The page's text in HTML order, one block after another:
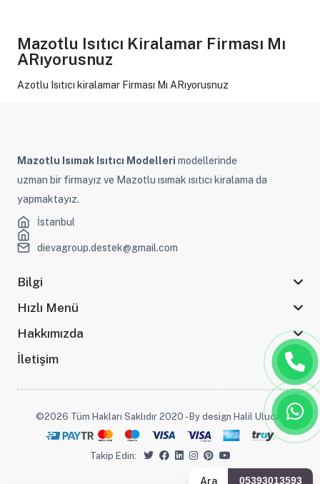
Mazotlu Isıtıcı Kiralamar Firması Mı
ARıyorusnuz
Azotlu Isıtıcı kiralamar Firması Mı ARıyorusnuz
Ara 05393013593
Mazotlu Isımak Isıtıcı Modelleri modellerinde
uzman bir firmayız ve Mazotlu ısımak ısıtıcı kiralama da
yapmaktayız.
İstanbul
dievagroup.destek@gmail.com
Bilgi
Hızlı Menü
Hakkımızda
İletişim
©2026 Tüm Hakları Saklıdır 2020 - By design Halil Ulucak
Takip Edin: